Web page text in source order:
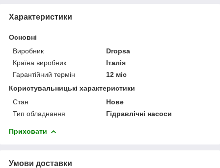
Характеристики
Основні
Виробник
Dropsa
Країна виробник
Італія
Гарантійний термін
12 міс
Користувальницькі характеристики
Стан
Нове
Тип обладнання
Гідравлічні насоси
Приховати
Умови доставки